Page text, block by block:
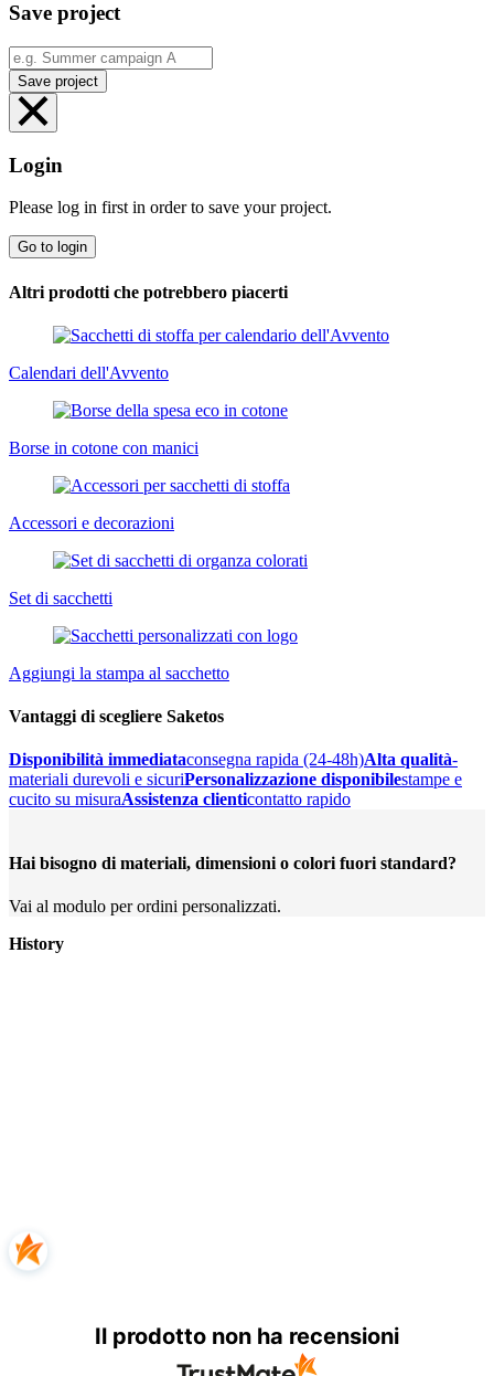
Save project
Save project
Login
Please log in first in order to save your project.
Go to login
Altri prodotti che potrebbero piacerti
Calendari dell'Avvento
Borse in cotone con manici
Accessori e decorazioni
Set di sacchetti
Aggiungi la stampa al sacchetto
Vantaggi di scegliere Saketos
Disponibilità immediataconsegna rapida (24-48h)Alta qualità-
materiali durevoli e sicuriPersonalizzazione disponibilestampe e
cucito su misuraAssistenza clienticontatto rapido
Hai bisogno di materiali, dimensioni o colori fuori standard?
Vai al modulo per ordini personalizzati.
History
Il prodotto non ha recensioni